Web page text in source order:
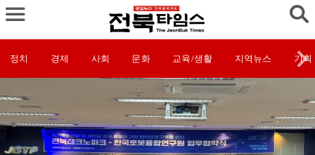
정치 경제 사회 문화 교육/생활 지역뉴스 기획